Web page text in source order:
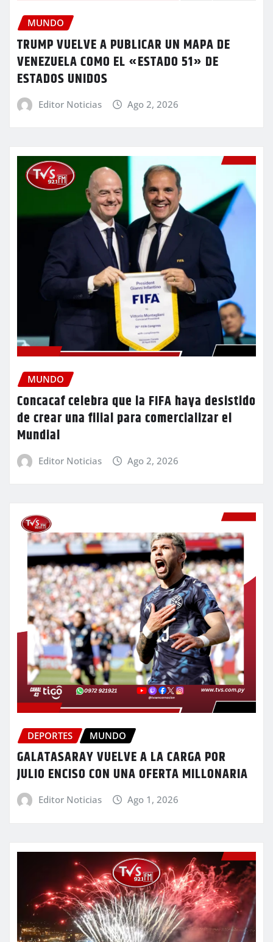
MUNDO
TRUMP VUELVE A PUBLICAR UN MAPA DE
VENEZUELA COMO EL «ESTADO 51» DE
ESTADOS UNIDOS
Editor Noticias Ago 2, 2026
MUNDO
Concacaf celebra que la FIFA haya desistido
de crear una filial para comercializar el
Mundial
Editor Noticias Ago 2, 2026
DEPORTES MUNDO
GALATASARAY VUELVE A LA CARGA POR
JULIO ENCISO CON UNA OFERTA MILLONARIA
Editor Noticias Ago 1, 2026